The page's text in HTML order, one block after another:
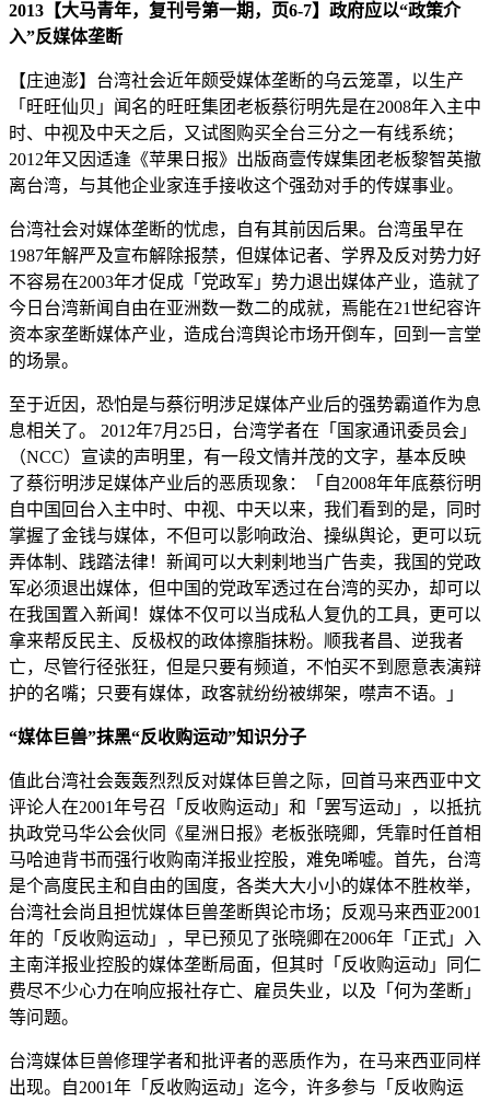
2013 【大马青年，复刊号第一期，页6-7】政府应以“政策介
入”反媒体垄断
【庄迪澎】台湾社会近年颇受媒体垄断的乌云笼罩，以生产
「旺旺仙贝」闻名的旺旺集团老板蔡衍明先是在2008年入主中
时、中视及中天之后，又试图购买全台三分之一有线系统；
2012年又因适逢《苹果日报》出版商壹传媒集团老板黎智英撤
离台湾，与其他企业家连手接收这个强劲对手的传媒事业。
台湾社会对媒体垄断的忧虑，自有其前因后果。台湾虽早在
1987年解严及宣布解除报禁，但媒体记者、学界及反对势力好
不容易在2003年才促成「党政军」势力退出媒体产业，造就了
今日台湾新闻自由在亚洲数一数二的成就，焉能在21世纪容许
资本家垄断媒体产业，造成台湾舆论市场开倒车，回到一言堂
的场景。
至于近因，恐怕是与蔡衍明涉足媒体产业后的强势霸道作为息
息相关了。 2012年7月25日，台湾学者在「国家通讯委员会」
（NCC）宣读的声明里，有一段文情并茂的文字，基本反映
了蔡衍明涉足媒体产业后的恶质现象：「自2008年年底蔡衍明
自中国回台入主中时、中视、中天以来，我们看到的是，同时
掌握了金钱与媒体，不但可以影响政治、操纵舆论，更可以玩
弄体制、践踏法律！新闻可以大剌剌地当广告卖，我国的党政
军必须退出媒体，但中国的党政军透过在台湾的买办，却可以
在我国置入新闻！媒体不仅可以当成私人复仇的工具，更可以
拿来帮反民主、反极权的政体擦脂抹粉。顺我者昌、逆我者
亡，尽管行径张狂，但是只要有频道，不怕买不到愿意表演辩
护的名嘴；只要有媒体，政客就纷纷被绑架，噤声不语。」
“媒体巨兽”抹黑“反收购运动”知识分子
值此台湾社会轰轰烈烈反对媒体巨兽之际，回首马来西亚中文
评论人在2001年号召「反收购运动」和「罢写运动」，以抵抗
执政党马华公会伙同《星洲日报》老板张晓卿，凭靠时任首相
马哈迪背书而强行收购南洋报业控股，难免唏嘘。首先，台湾
是个高度民主和自由的国度，各类大大小小的媒体不胜枚举，
台湾社会尚且担忧媒体巨兽垄断舆论市场；反观马来西亚2001
年的「反收购运动」，早已预见了张晓卿在2006年「正式」入
主南洋报业控股的媒体垄断局面，但其时「反收购运动」同仁
费尽不少心力在响应报社存亡、雇员失业，以及「何为垄断」
等问题。
台湾媒体巨兽修理学者和批评者的恶质作为，在马来西亚同样
出现。自2001年「反收购运动」迄今，许多参与「反收购运